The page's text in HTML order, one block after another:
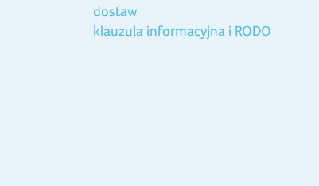
dostaw
klauzula informacyjna i RODO